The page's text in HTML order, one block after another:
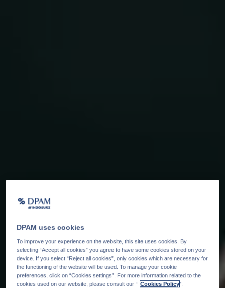
DPAM uses cookies
To improve your experience on the website, this site uses cookies. By
selecting “Accept all cookies” you agree to have some cookies stored on your
device. If you select “Reject all cookies”, only cookies which are necessary for
the functioning of the website will be used. To manage your cookie
preferences, click on “Cookies settings”. For more information related to the
cookies used on our website, please consult our “ Cookies Policy".